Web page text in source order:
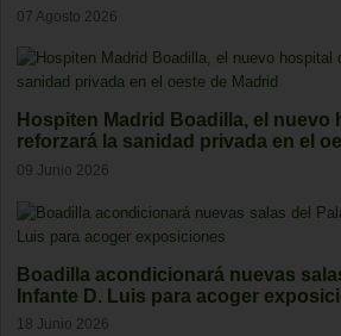
07 Agosto 2026
Hospiten Madrid Boadilla, el nuevo
reforzará la sanidad privada en el
09 Junio 2026
Boadilla acondicionará nuevas
Infante D. Luis para acoger
18 Junio 2026